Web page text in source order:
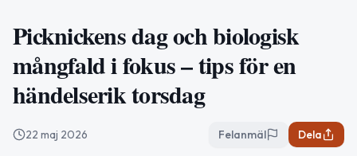
Picknickens dag och biologisk
mångfald i fokus – tips för en
händelserik torsdag
22 maj 2026 Felanmäl Dela